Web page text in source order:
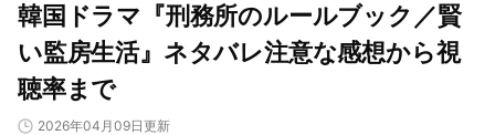
韓国ドラマ『刑務所のルールブック／賢
い監房生活』ネタバレ注意な感想から視
聴率まで
2026年04月09日更新